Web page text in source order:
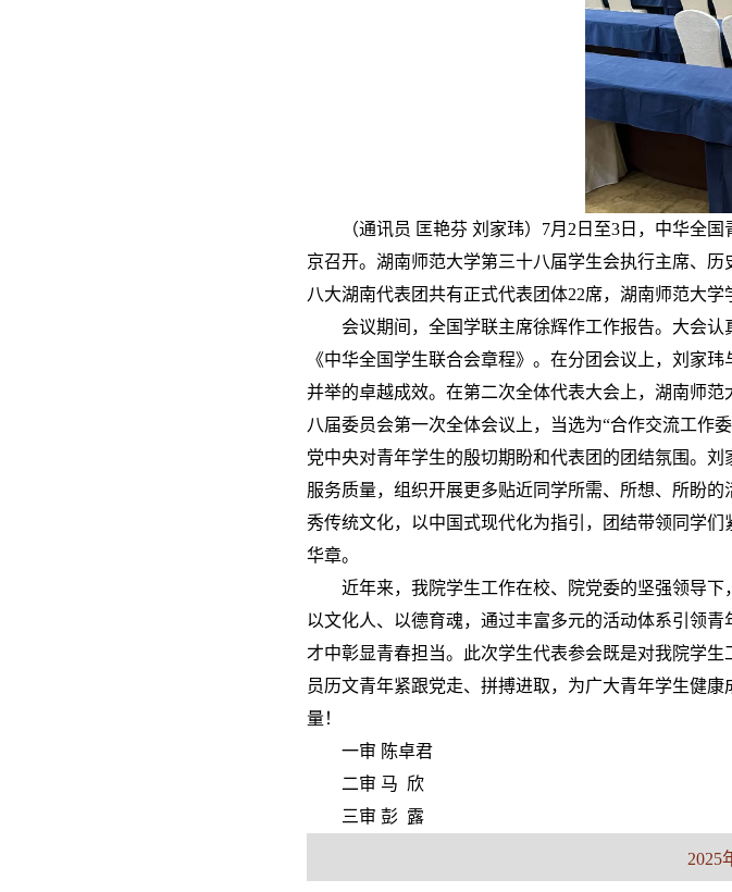
（通讯员 匡艳芬 刘家玮）7月2日至3日，中华全
京召开。湖南师范大学第三十八届学生会执行主席、
八大湖南代表团共有正式代表团体22席，湖南师范大
会议期间，全国学联主席徐辉作工作报告。大会
《中华全国学生联合会章程》。在分团会议上，刘家
并举的卓越成效。在第二次全体代表大会上，湖南师
八届委员会第一次全体会议上，当选为“合作交流工作
党中央对青年学生的殷切期盼和代表团的团结氛围。
服务质量，组织开展更多贴近同学所需、所想、所盼
秀传统文化，以中国式现代化为指引，团结带领同学
华章。
近年来，我院学生工作在校、院党委的坚强领导
以文化人、以德育魂，通过丰富多元的活动体系引领
才中彰显青春担当。此次学生代表参会既是对我院学
员历文青年紧跟党走、拼搏进取，为广大青年学生健
量！
一审 陈卓君
二审 马 欣
三审 彭 露
2025